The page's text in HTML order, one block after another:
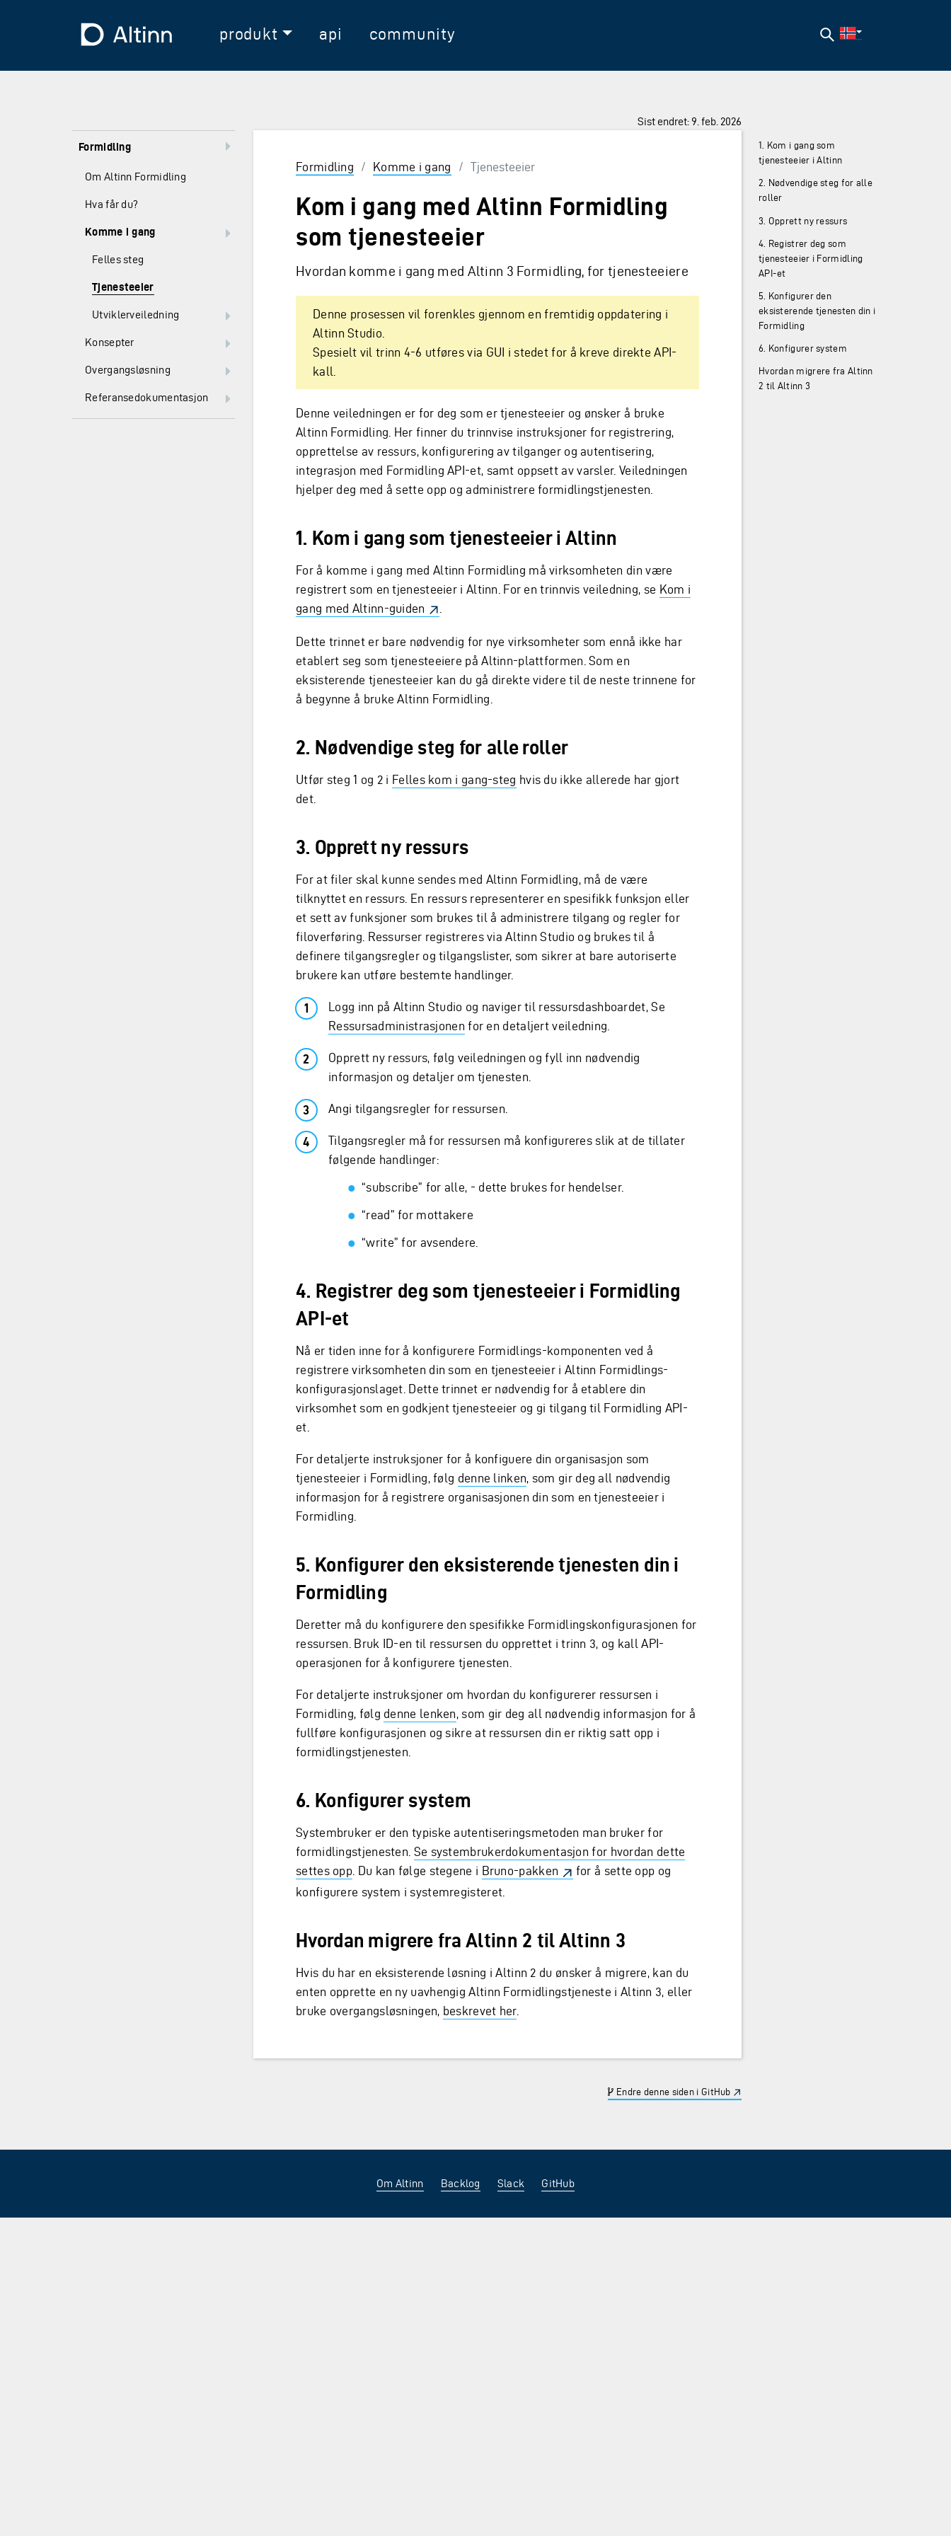
Til forsidenprodukt api community Søk
Sist endret: 9. feb. 2026
Formidling
Om Altinn Formidling
Hva får du?
Komme i gang
Felles steg
Tjenesteeier
Utviklerveiledning
Konsepter
Overgangsløsning
Referansedokumentasjon
Formidling / Komme i gang / Tjenesteeier
Kom i gang med Altinn Formidling
som tjenesteeier
Hvordan komme i gang med Altinn 3 Formidling, for tjenesteeiere
Denne prosessen vil forenkles gjennom en fremtidig oppdatering i
Altinn Studio.
Spesielt vil trinn 4-6 utføres via GUI i stedet for å kreve direkte API-
kall.
Denne veiledningen er for deg som er tjenesteeier og ønsker å bruke
Altinn Formidling. Her finner du trinnvise instruksjoner for registrering,
opprettelse av ressurs, konfigurering av tilganger og autentisering,
integrasjon med Formidling API-et, samt oppsett av varsler. Veiledningen
hjelper deg med å sette opp og administrere formidlingstjenesten.
1. Kom i gang som tjenesteeier i Altinn
For å komme i gang med Altinn Formidling må virksomheten din være
registrert som en tjenesteeier i Altinn. For en trinnvis veiledning, se Kom i
gang med Altinn-guiden
Dette trinnet er bare nødvendig for nye virksomheter som ennå ikke har
etablert seg som tjenesteeiere på Altinn-plattformen. Som en
eksisterende tjenesteeier kan du gå direkte videre til de neste trinnene for
å begynne å bruke Altinn Formidling.
2. Nødvendige steg for alle roller
Utfør steg 1 og 2 i Felles kom i gang-steg hvis du ikke allerede har gjort
det.
3. Opprett ny ressurs
For at filer skal kunne sendes med Altinn Formidling, må de være
tilknyttet en ressurs. En ressurs representerer en spesifikk funksjon eller
et sett av funksjoner som brukes til å administrere tilgang og regler for
filoverføring. Ressurser registreres via Altinn Studio og brukes til å
definere tilgangsregler og tilgangslister, som sikrer at bare autoriserte
brukere kan utføre bestemte handlinger.
Logg inn på Altinn Studio og naviger til ressursdashboardet, Se
Ressursadministrasjonen for en detaljert veiledning.
Opprett ny ressurs, følg veiledningen og fyll inn nødvendig
informasjon og detaljer om tjenesten.
Angi tilgangsregler for ressursen.
Tilgangsregler må for ressursen må konfigureres slik at de tillater
følgende handlinger:
“subscribe” for alle, - dette brukes for hendelser.
“read” for mottakere
“write” for avsendere.
4. Registrer deg som tjenesteeier i Formidling
API-et
Nå er tiden inne for å konfigurere Formidlings-komponenten ved å
registrere virksomheten din som en tjenesteeier i Altinn Formidlings-
konfigurasjonslaget. Dette trinnet er nødvendig for å etablere din
virksomhet som en godkjent tjenesteeier og gi tilgang til Formidling API-
et.
For detaljerte instruksjoner for å konfiguere din organisasjon som
tjenesteeier i Formidling, følg denne linken, som gir deg all nødvendig
informasjon for å registrere organisasjonen din som en tjenesteeier i
Formidling.
5. Konfigurer den eksisterende tjenesten din i
Formidling
Deretter må du konfigurere den spesifikke Formidlingskonfigurasjonen for
ressursen. Bruk ID-en til ressursen du opprettet i trinn 3, og kall API-
operasjonen for å konfigurere tjenesten.
For detaljerte instruksjoner om hvordan du konfigurerer ressursen i
Formidling, følg denne lenken, som gir deg all nødvendig informasjon for å
fullføre konfigurasjonen og sikre at ressursen din er riktig satt opp i
formidlingstjenesten.
6. Konfigurer system
Systembruker er den typiske autentiseringsmetoden man bruker for
formidlingstjenesten. Se systembrukerdokumentasjon for hvordan dette
settes opp . Du kan følge stegene i Bruno-pakken
for å sette opp og
konfigurere system i systemregisteret.
Hvordan migrere fra Altinn 2 til Altinn 3
Hvis du har en eksisterende løsning i Altinn 2 du ønsker å migrere, kan du
enten opprette en ny uavhengig Altinn Formidlingstjeneste i Altinn 3, eller
bruke overgangsløsningen, beskrevet her.
Endre denne siden i GitHub
1. Kom i gang som
tjenesteeier i Altinn
2. Nødvendige steg for alle
roller
3. Opprett ny ressurs
4. Registrer deg som
tjenesteeier i Formidling
API-et
5. Konfigurer den
eksisterende tjenesten din i
Formidling
6. Konfigurer system
Hvordan migrere fra Altinn
2 til Altinn 3
Om Altinn Backlog Slack GitHub